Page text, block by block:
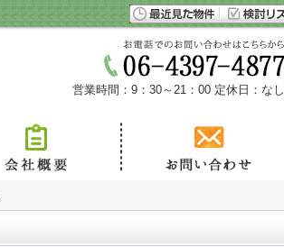
営業時間：9：30～21：00 定休日：なし